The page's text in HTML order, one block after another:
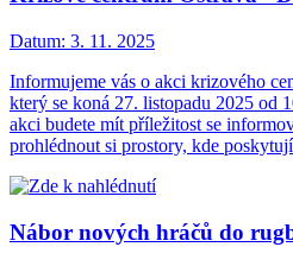
Datum: 3. 11. 2025
Informujeme vás o akci krizového
který se koná 27. listopadu 2025 od
akci budete mít příležitost se
prohlédnout si prostory, kde
Nábor nových hráčů do